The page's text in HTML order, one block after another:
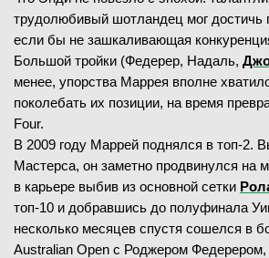
трудолюбивый шотландец мог достичь
если бы не зашкаливающая
Большой тройки (Федерер, Надаль,
менее, упорства Маррея вполне
поколебать их позиции, на время
Four.
В 2009 году Маррей поднялся в топ-2.
Мастерса, он заметно продвинулся на
в карьере выбив из основной сетки
топ-10 и добравшись до полуфинала
несколько месяцев спустя сошелся в
Australian Open с Роджером Федерером,